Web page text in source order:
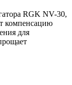
RGK NV-30,
компенсацию
для